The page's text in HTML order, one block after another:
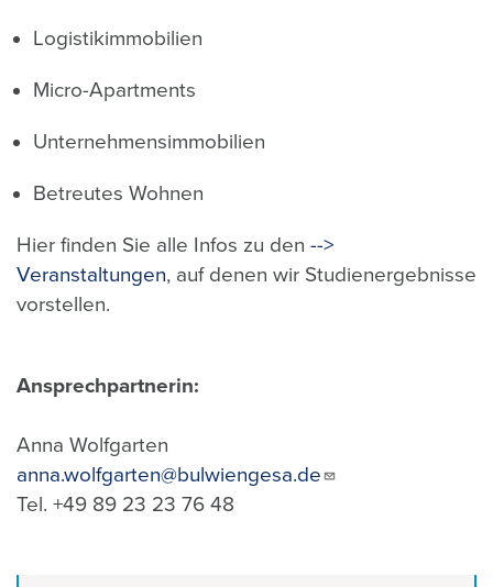
Logistikimmobilien
Micro-Apartments
Unternehmensimmobilien
Betreutes Wohnen
Hier finden Sie alle Infos zu den -->
Veranstaltungen, auf denen wir Studienergebnisse
vorstellen.
Ansprechpartnerin:
Anna Wolfgarten
anna.wolfgarten@bulwiengesa.de
Tel. +49 89 23 23 76 48